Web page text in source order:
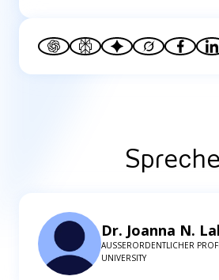
Dr. Joanna N.
AUSSERORDENTLICHER
NIVERSITY